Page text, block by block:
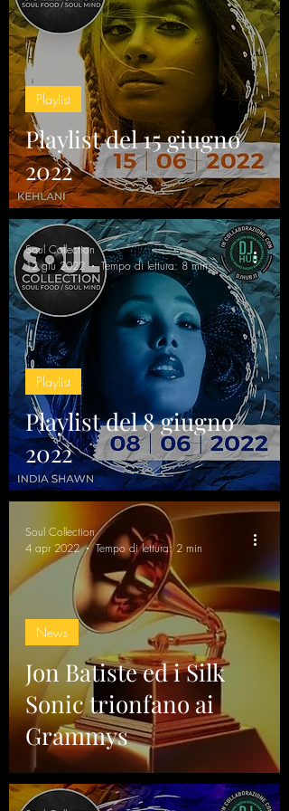
Playlist del 15 giugno
2022
Playlist
Playlist del 8 giugno
2022
Playlist
Soul Collection
12 giu 2022
Tempo di lettura: 8 min
Jon Batiste ed i Silk
Sonic trionfano ai
Grammys
News
Soul Collection
4 apr 2022
Tempo di lettura: 2 min